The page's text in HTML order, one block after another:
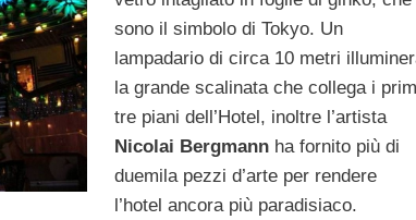
sono il simbolo di Tokyo. Un
lampadario di circa 10 metri
la grande scalinata che collega i
tre piani dell’Hotel, inoltre l’artista
Nicolai Bergmannha fornito più di
duemila pezzi d’arte per rendere
l’hotel ancora più paradisiaco.